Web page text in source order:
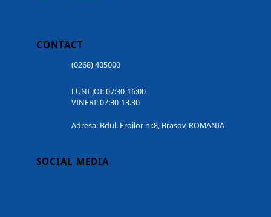
CONTACT
(0268) 405000
LUNI-JOI: 07:30-16:00
VINERI: 07:30-13.30
Adresa: Bdul. Eroilor nr.8, Brasov, ROMANIA
SOCIAL MEDIA